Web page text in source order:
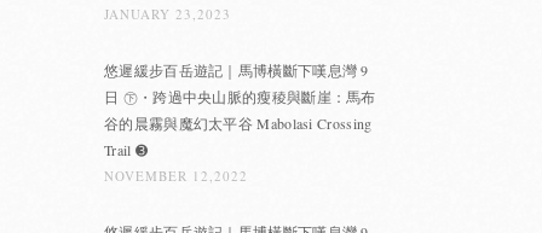
JANUARY 23,2023
悠遲緩步百岳遊記｜馬博橫斷下嘆息灣 9
日 ㊦・跨過中央山脈的瘦稜與斷崖：馬布
谷的晨霧與魔幻太平谷 Mabolasi Crossing
Trail ➌
NOVEMBER 12,2022